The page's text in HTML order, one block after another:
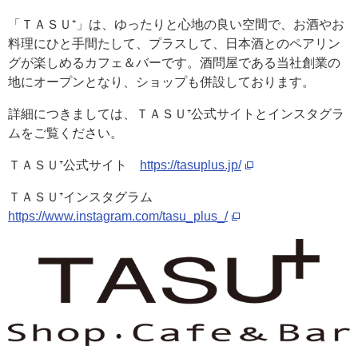
「ＴＡＳＵ⁺」は、ゆったりと心地の良い空間で、お酒やお
料理にひと手間たして、プラスして、日本酒とのペアリン
グが楽しめるカフェ＆バーです。酒問屋である当社創業の
地にオープンとなり、ショップも併設しております。
詳細につきましては、ＴＡＳＵ⁺公式サイトとインスタグラ
ムをご覧ください。
ＴＡＳＵ⁺公式サイト https://tasuplus.jp/
ＴＡＳＵ⁺インスタグラム
https://www.instagram.com/tasu_plus_/